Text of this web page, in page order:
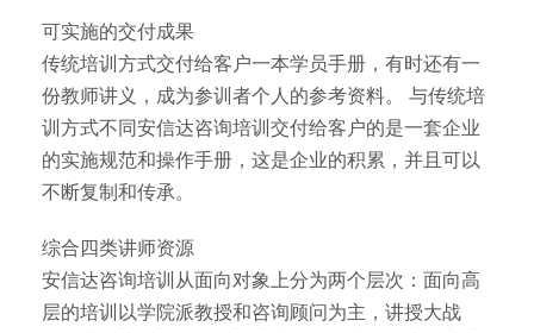
可实施的交付成果
传统培训方式交付给客户一本学员手册，有时还有一
份教师讲义，成为参训者个人的参考资料。 与传统培
训方式不同安信达咨询培训交付给客户的是一套企业
的实施规范和操作手册，这是企业的积累，并且可以
不断复制和传承。
综合四类讲师资源
安信达咨询培训从面向对象上分为两个层次：面向高
层的培训以学院派教授和咨询顾问为主，讲授大战